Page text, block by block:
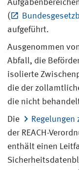
(
aufgeführt.
Ausgenommen
Abfall, die
isolierte
die der
die nicht
Die
der REACH-
enthält einen